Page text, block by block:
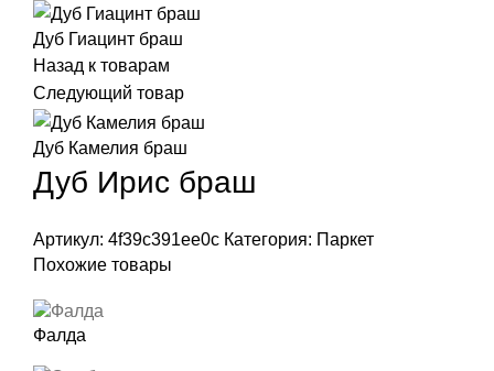
Дуб Гиацинт браш
Назад к товарам
Следующий товар
Дуб Камелия браш
Дуб Ирис браш
Артикул: 4f39c391ee0c Категория: Паркет
Похожие товары
Фалда